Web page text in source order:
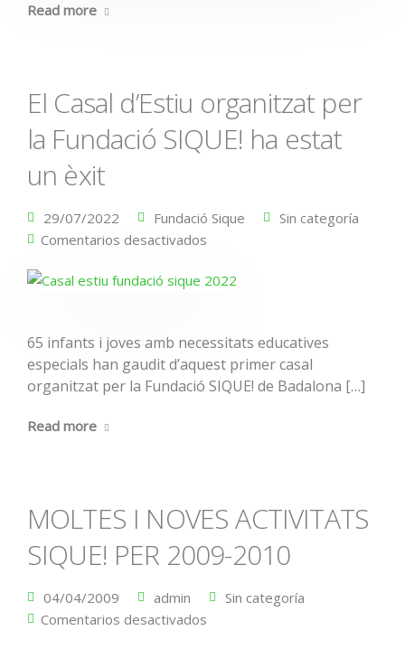
Read more
El Casal d’Estiu organitzat per
la Fundació SIQUE! ha estat
un èxit
29/07/2022 Fundació Sique
Sin categoría
Comentarios desactivados
65 infants i joves amb necessitats educatives
especials han gaudit d’aquest primer casal
organitzat per la Fundació SIQUE! de Badalona […]
Read more
MOLTES I NOVES ACTIVITATS
SIQUE! PER 2009-2010
04/04/2009 admin
Sin categoría
Comentarios desactivados